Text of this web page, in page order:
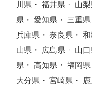
川県・ 福井県・ 山
県・ 愛知県・ 三重
兵庫県・ 奈良県・
山県・ 広島県・ 山
県・ 高知県・ 福岡
大分県・ 宮崎県・